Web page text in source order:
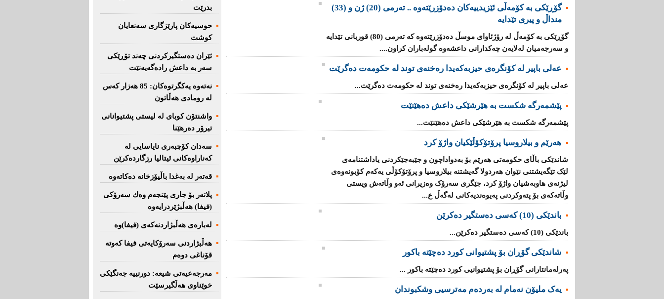
گۆڕێکی بە کۆمەڵی ئێزیدییەکان دەدۆزرێتەوە .. تەرمی (20) ژن و (33)
منداڵ و پیری تێدایە
گۆڕێکی بە کۆمەڵ لە رۆژئاوای موسڵ دەدۆزرێتەوە کە تەرمی (80) قوربانی تێدایە
و سەرجەمیان لەلایەن چەکدارانی داعشەوە گولەباران کراون....
عەلی باپیر لە کۆنگرەی حیزبەکەیدا رەخنەی توند لە حکومەت دەگرێت
عەلی باپیر لە کۆنگرەی حیزبەکەیدا رەخنەی توند لە حکومەت دەگرێت...
پێشمەرگە شكست بە هێرشێكی داعش دەهێنێت
پێشمەرگە شكست بە هێرشێكی داعش دەهێنێت...
هەرێم و بیلاروسیا پرۆتۆکۆڵێکیان واژۆ کرد
شاندێکى باڵاى حکومەتى هەرێم بۆ بەدواداچون و جێبەجێکردنی یاداشتنامەى
لێک تێگەیشتنى نێوان هەردولا گەیشتنە بیلاروسیا و پرۆتۆکۆڵی یەکەم کۆبونەوەی
لیژنەی هاوبەشیان واژۆ کرد، جێگرى سەرۆک وەزیرانى ئەو وڵاتەش ویستى
وڵاتەکەى بۆ پتەوکردنى پەیوەندیەکانى لەگەڵ ع...
باندێکی (10) کەسى دەستگیر دەکرێن
باندێکی (10) کەسى دەستگیر دەکرێن...
شاندێکى گۆڕان بۆ پشتیوانی کورد دەچێتە باکور
پەرلەمانتارانی گۆڕان بۆ پشتیوانیی کورد دەچێتە باکور ...
یەک ملیۆن نەمام لە بەردەم مەترسیی وشکبوندان
بدرێت
حوسیەکان پارێزگارى سەنعایان
کوشت
ئێران دەستگیرکردنى چه‌ند تۆڕێكی‌
سه‌ر به‌ داعش رادەگەیەنێت
نەتەوە یەكگرتوەكان: 85 هەزار كەس
لە رومادی هەڵاتون
واشنتۆن كوبای لە لیستی پشتیوانانی
تیرۆر دەرهێنا
سەدان كۆچبەری نایاسایی لە
كەناراوەكانی ئیتالیا رزگاردەكرێن
قەتەر لە بەغدا باڵیۆزخانە دەكاتەوە
پلاتەر بۆ جاری پێنجەم وەك سەرۆكی
(فیفا) هەڵبژێردرایەوە
لەبارەی هەڵبژاردنەكەی (فیفا)وە
هەڵبژاردنی سەرۆكایەتی فیفا كەوتە
قۆناغی دوەم
مەرجەعیەتی شیعە: دورنییە جەنگێكی
خوێناوی هەڵگیرسێت